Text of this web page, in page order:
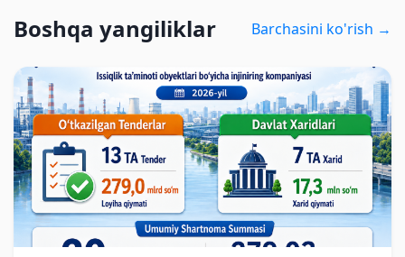
Boshqa yangiliklar Barchasini ko'rish →